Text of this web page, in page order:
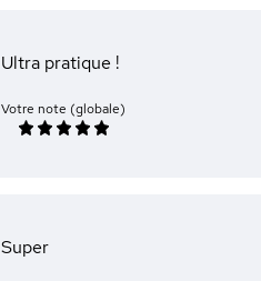
Ultra pratique !
Votre note (globale)
Super